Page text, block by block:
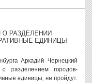
РАЗДЕЛЕНИИ
ЕДИНИЦЫ
Аркадий Чернецкий
разделением городов-
единицы, не пройдут.